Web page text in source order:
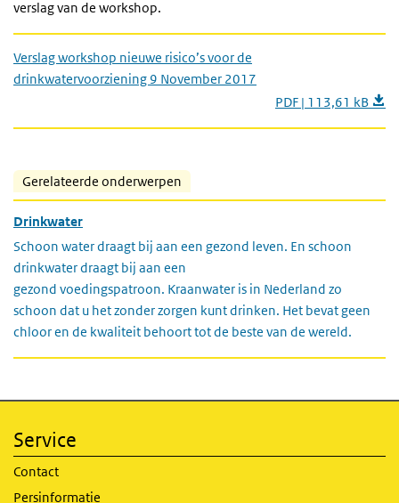
verslag van de workshop.
Verslag workshop nieuwe risico’s voor de
drinkwatervoorziening 9 November 2017
PDF | 113,61 kB
Gerelateerde onderwerpen
Drinkwater
Schoon water draagt bij aan een gezond leven. En schoon
drinkwater draagt bij aan een
gezond voedingspatroon. Kraanwater is in Nederland zo
schoon dat u het zonder zorgen kunt drinken. Het bevat geen
chloor en de kwaliteit behoort tot de beste van de wereld.
Service
Contact
Persinformatie